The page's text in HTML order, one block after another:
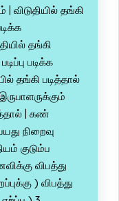
தங்கி
தங்கி
படிக்க
தங்கி படித்தால்
| கண்
நிறைவு
குடும்ப
விபத்து
) விபத்து